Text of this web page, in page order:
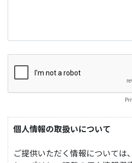
個人情報の取扱いについて
ご提供いただく情報については